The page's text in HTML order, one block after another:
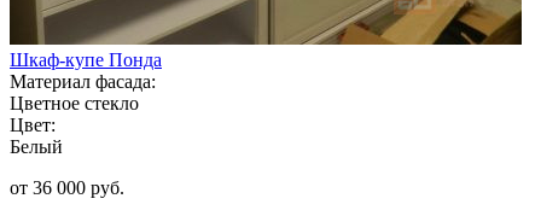
Шкаф-купе Понда
Материал фасада:
Цветное стекло
Цвет:
Белый
от 36 000 руб.